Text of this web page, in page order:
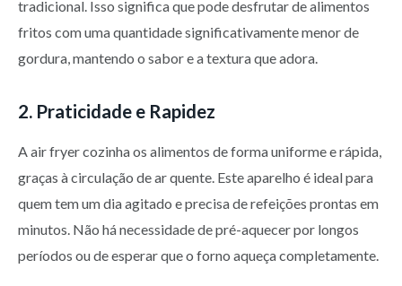
tradicional. Isso significa que pode desfrutar de alimentos
fritos com uma quantidade significativamente menor de
gordura, mantendo o sabor e a textura que adora.
2. Praticidade e Rapidez
A air fryer cozinha os alimentos de forma uniforme e rápida,
graças à circulação de ar quente. Este aparelho é ideal para
quem tem um dia agitado e precisa de refeições prontas em
minutos. Não há necessidade de pré-aquecer por longos
períodos ou de esperar que o forno aqueça completamente.